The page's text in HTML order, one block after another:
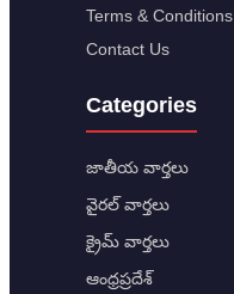
Terms & Conditions
Contact Us
Categories
జాతీయ వార్తలు
వైరల్ వార్తలు
క్రైమ్ వార్తలు
ఆంధ్రప్రదేశ్